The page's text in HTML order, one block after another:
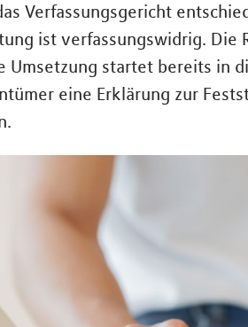
Verfassungsgericht
ist verfassungswidrig. Die
Umsetzung startet bereits in
eine Erklärung zur